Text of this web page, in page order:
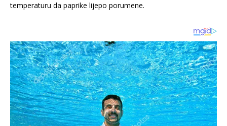
temperaturu da paprike lijepo porumene.